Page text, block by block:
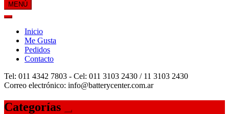
MENÚ
Inicio
Me Gusta
Pedidos
Contacto
Tel: 011 4342 7803 - Cel: 011 3103 2430 / 11 3103 2430
Correo electrónico: info@batterycenter.com.ar
Categorías